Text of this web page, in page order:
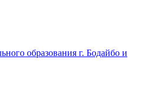
образования г. Бодайбо и